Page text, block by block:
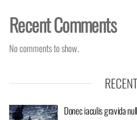
Recent Comments
No comments to show.
Donec iaculis gravida